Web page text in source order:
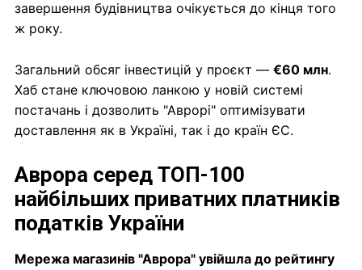
завершення будівництва очікується до кінця того
ж року.
Загальний обсяг інвестицій у проєкт — €60 млн.
Хаб стане ключовою ланкою у новій системі
постачань і дозволить "Аврорі" оптимізувати
доставлення як в Україні, так і до країн ЄС.
Аврора серед ТОП-100
найбільших приватних платників
податків України
Мережа магазинів "Аврора" увійшла до рейтингу